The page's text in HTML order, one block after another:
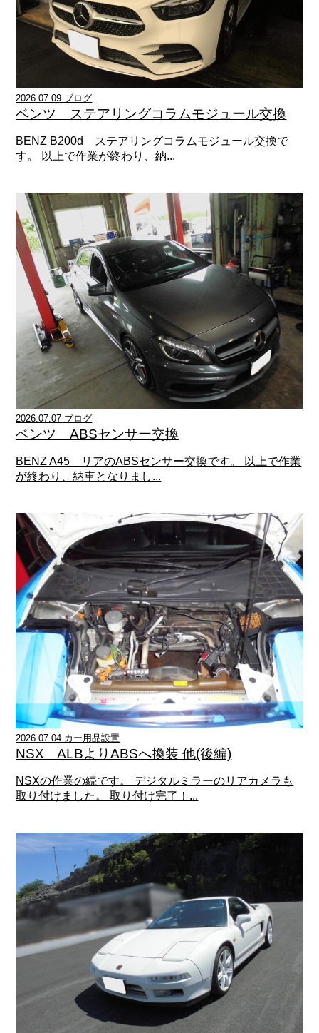
2026.07.09 ブログ
ベンツ ステアリングコラムモジュール交換
BENZ B200d ステアリングコラムモジュール交換で
す。 以上で作業が終わり、納...
2026.07.07 ブログ
ベンツ ABSセンサー交換
BENZ A45 リアのABSセンサー交換です。 以上で作業
が終わり、納車となりまし...
2026.07.04 カー用品設置
NSX ALBよりABSへ換装 他(後編)
NSXの作業の続です。 デジタルミラーのリアカメラも
取り付けました。 取り付け完了！...